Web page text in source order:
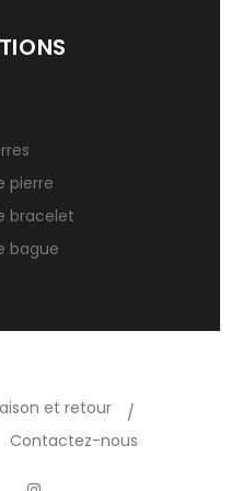
pierre
bracelet
bague
et retour
Contactez-nous